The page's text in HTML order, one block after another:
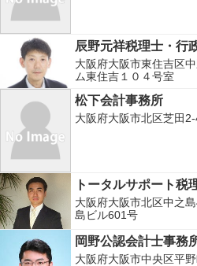
辰野元祥税理士・行
大阪府大阪市東住吉区
ム東住吉１０４号室
松下会計事務所
大阪府大阪市北区芝田
トータルサポート税
大阪府大阪市北区中之
島ビル601号
岡野公認会計士事務
大阪府大阪市中央区平